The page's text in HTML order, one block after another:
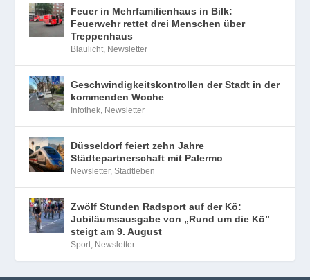
Feuer in Mehrfamilienhaus in Bilk:
Feuerwehr rettet drei Menschen über
Treppenhaus
Blaulicht, Newsletter
Geschwindigkeitskontrollen der Stadt in der
kommenden Woche
Infothek, Newsletter
Düsseldorf feiert zehn Jahre
Städtepartnerschaft mit Palermo
Newsletter,Stadtleben
Zwölf Stunden Radsport auf der Kö:
Jubiläumsausgabe von „Rund um die Kö”
steigt am 9. August
Sport, Newsletter